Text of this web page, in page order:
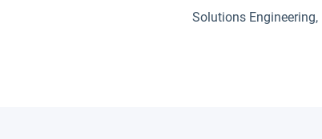
Solutions Engineering,